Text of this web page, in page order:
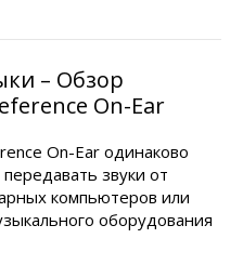
– Обзор
On-Ear
On-Ear одинаково
звуки от
компьютеров или
оборудования